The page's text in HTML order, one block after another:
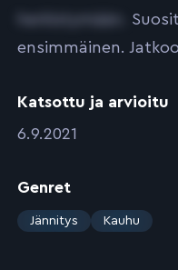
ensimmäinen.
Katsottu ja arvioitu
:6.9.2021
Genret
:
Jännitys Kauhu